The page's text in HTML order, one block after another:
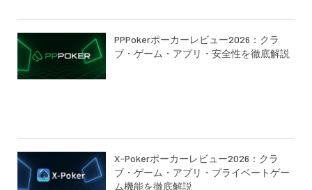
PPPokerポーカーレビュー2026：クラ
ブ・ゲーム・アプリ・安全性を徹底解説
X-Pokerポーカーレビュー2026：クラ
ブ・ゲーム・アプリ・プライベートゲー
ム機能を徹底解説